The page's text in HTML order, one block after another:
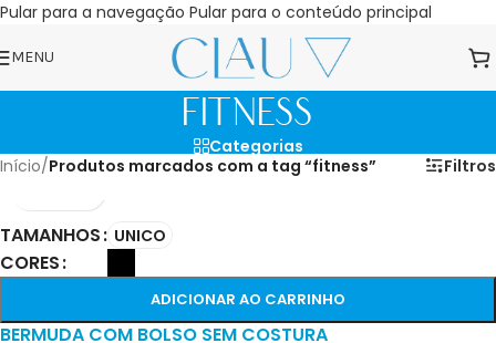
Pular para a navegação Pular para o conteúdo principal
MENU
fitness
Categorias
Início/Produtos marcados com a tag “fitness” Filtros
TAMANHOS UNICO
CORES
ADICIONAR AO CARRINHO
BERMUDA COM BOLSO SEM COSTURA